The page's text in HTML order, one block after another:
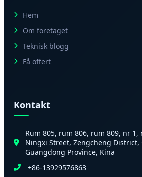
Hem
Om företaget
Teknisk blogg
Få offert
Kontakt
Rum 805, rum 806, rum 809, nr
Ningxi Street, Zengcheng District,
Guangdong Province, Kina
+86-13929576863